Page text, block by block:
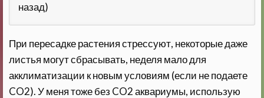
назад)
При пересадке растения стрессуют, некоторые даже
листья могут сбрасывать, неделя мало для
акклиматизации к новым условиям (если не подаете
CO2). У меня тоже без CO2 аквариумы, использую